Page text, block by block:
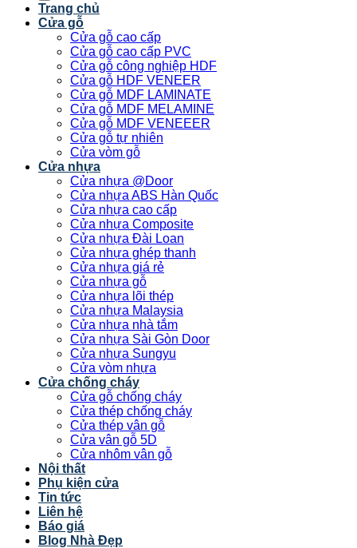
Trang chủ
Cửa gỗ
Cửa gỗ cao cấp
Cửa gỗ cao cấp PVC
Cửa gỗ công nghiệp HDF
Cửa gỗ HDF VENEER
Cửa gỗ MDF LAMINATE
Cửa gỗ MDF MELAMINE
Cửa gỗ MDF VENEEER
Cửa gỗ tự nhiên
Cửa vòm gỗ
Cửa nhựa
Cửa nhựa @Door
Cửa nhựa ABS Hàn Quốc
Cửa nhựa cao cấp
Cửa nhựa Composite
Cửa nhựa Đài Loan
Cửa nhựa ghép thanh
Cửa nhựa giá rẻ
Cửa nhựa gỗ
Cửa nhựa lõi thép
Cửa nhựa Malaysia
Cửa nhựa nhà tắm
Cửa nhựa Sài Gòn Door
Cửa nhựa Sungyu
Cửa vòm nhựa
Cửa chống cháy
Cửa gỗ chống cháy
Cửa thép chống cháy
Cửa thép vân gỗ
Cửa vân gỗ 5D
Cửa nhôm vân gỗ
Nội thất
Phụ kiện cửa
Tin tức
Liên hệ
Báo giá
Blog Nhà Đẹp